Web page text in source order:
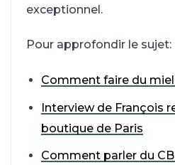
exceptionnel.
Pour approfondir le sujet:
Comment faire du miel
Interview de François
boutique de Paris
Comment parler du